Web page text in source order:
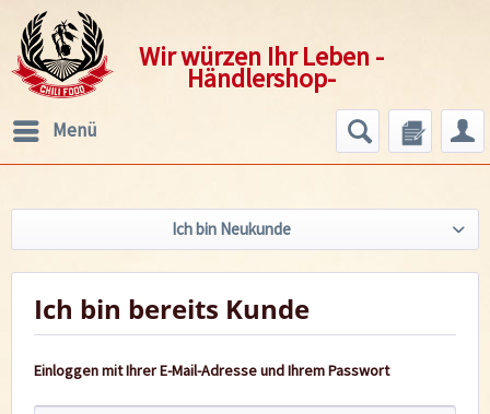
Wir würzen Ihr Leben -
Händlershop-
Menü
Ich bin Neukunde
Ich bin bereits Kunde
Einloggen mit Ihrer E-Mail-Adresse und Ihrem Passwort